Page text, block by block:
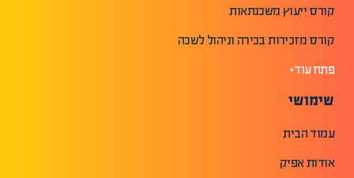
קורס ייעוץ משכנתאות
קורס מזכירות בכירה וניהול לשכה
פתח עוד+
שימושי
עמוד הבית
אודות אפיק